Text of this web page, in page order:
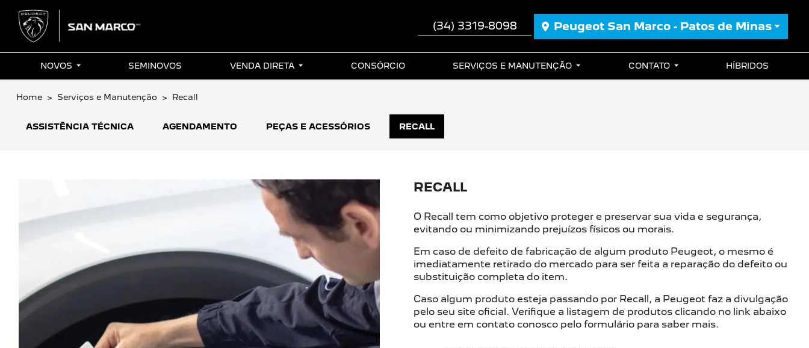
(34) 3319-8098 Peugeot San Marco - Patos de Minas
NOVOS SEMINOVOS VENDA DIRETA CONSÓRCIO SERVIÇOS E MANUTENÇÃO CONTATO HÍBRIDOS
Home Serviços e Manutenção Recall
ASSISTÊNCIA TÉCNICA AGENDAMENTO PEÇAS E ACESSÓRIOS RECALL
RECALL
O Recall tem como objetivo proteger e preservar sua vida e segurança,
evitando ou minimizando prejuízos físicos ou morais.
Em caso de defeito de fabricação de algum produto Peugeot, o mesmo é
imediatamente retirado do mercado para ser feita a reparação do defeito ou
substituição completa do item.
Caso algum produto esteja passando por Recall, a Peugeot faz a divulgação
pelo seu site oficial. Verifique a listagem de produtos clicando no link abaixo
ou entre em contato conosco pelo formulário para saber mais.